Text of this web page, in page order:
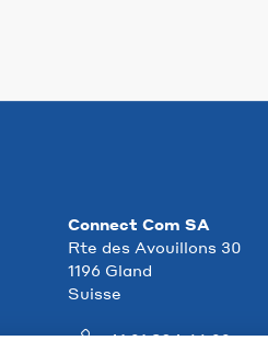
Connect Com SA
Rte des Avouillons 30
1196 Gland
Suisse
+41 21 804 66 22